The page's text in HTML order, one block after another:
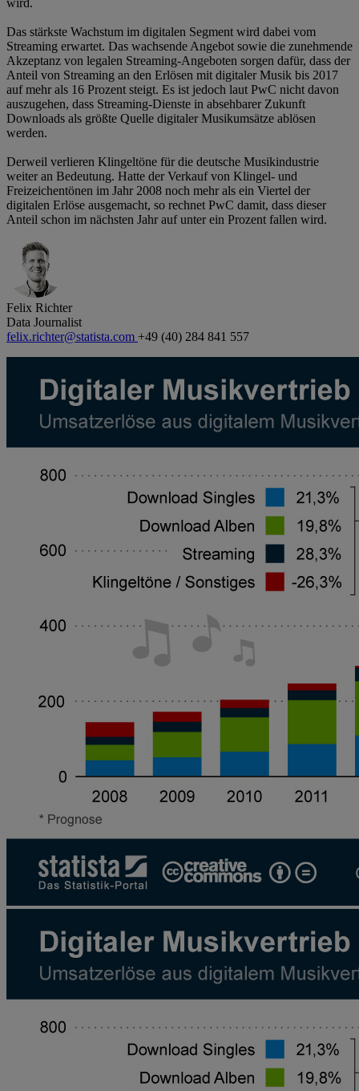
wird.
Das stärkste Wachstum im digitalen Segment wird dabei vom
Streaming erwartet. Das wachsende Angebot sowie die zunehmende
Akzeptanz von legalen Streaming-Angeboten sorgen dafür, dass der
Anteil von Streaming an den Erlösen mit digitaler Musik bis 2017
auf mehr als 16 Prozent steigt. Es ist jedoch laut PwC nicht davon
auszugehen, dass Streaming-Dienste in absehbarer Zukunft
Downloads als größte Quelle digitaler Musikumsätze ablösen
werden.
Derweil verlieren Klingeltöne für die deutsche Musikindustrie
weiter an Bedeutung. Hatte der Verkauf von Klingel- und
Freizeichentönen im Jahr 2008 noch mehr als ein Viertel der
digitalen Erlöse ausgemacht, so rechnet PwC damit, dass dieser
Anteil schon im nächsten Jahr auf unter ein Prozent fallen wird.
Felix Richter
Data Journalist
felix.richter@statista.com +49 (40) 284 841 557